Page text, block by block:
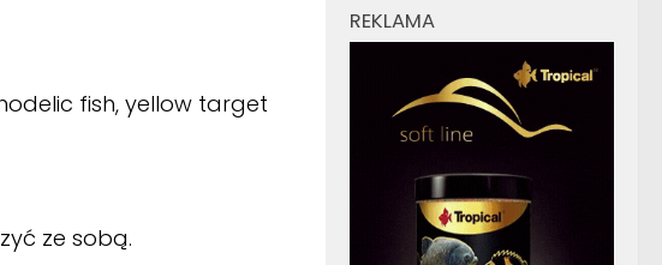
fish, yellow target
ze sobą.
REKLAMA